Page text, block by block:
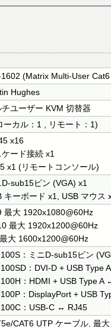
(Matrix Multi-User
Hughes
チユーザー KVM 切替器
ーカル：1 , リモート：1)
x16
ケード接続 x1
x1 (リモートコンソール)
D-sub15ピン (VGA) x1
キーボード x1, USB マウス
最大 1920x1080@60Hz
最大 1920x1200@60Hz
大 1600x1200@60Hz
：ミニD-sub15ピン
：DVI-D + USB Type
：HDMI + USB Type A
：DisplayPort + USB
：USB-C ↔ RJ45
CAT6 UTP ケーブル, 最